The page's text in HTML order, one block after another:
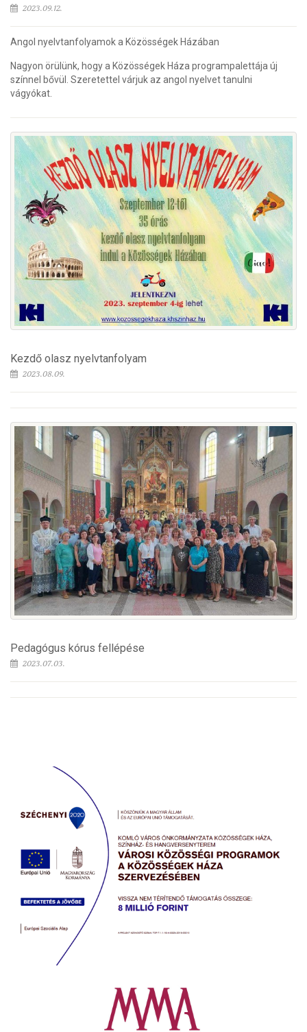
2023.09.12.
Angol nyelvtanfolyamok a Közösségek Házában
Nagyon örülünk, hogy a Közösségek Háza programpalettája új
színnel bővül. Szeretettel várjuk az angol nyelvet tanulni
vágyókat.
Kezdő olasz nyelvtanfolyam
2023.08.09.
Pedagógus kórus fellépése
2023.07.03.